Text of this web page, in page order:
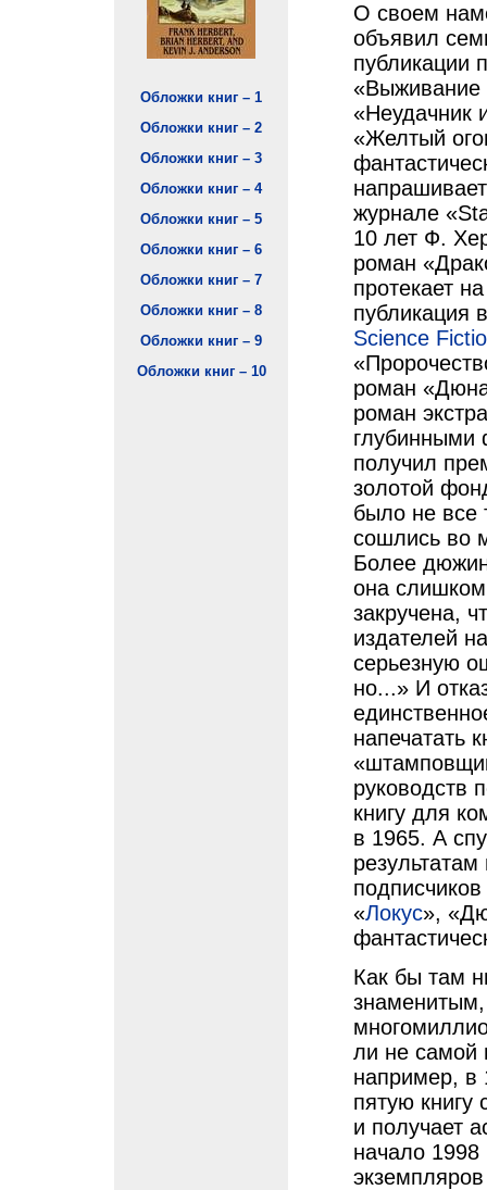
Обложки книг – 1
Обложки книг – 2
Обложки книг – 3
Обложки книг – 4
Обложки книг – 5
Обложки книг – 6
Обложки книг – 7
Обложки книг – 8
Обложки книг – 9
Обложки книг – 10
О своем
объявил
публикации
«Выживание
«Неудачник
«Желтый
журнале
10 лет Ф.
роман
протекает
публикация
Science
роман
роман
глубинными
получил
золотой
было не все
сошлись во
Более
она
закручена,
издателей
серьезную
но...» И
напечатать
руководств
книгу для
в 1965. А
«Локус»,
Как бы там
знаменитым,
ли не самой
например, в
пятую
и получает
начало